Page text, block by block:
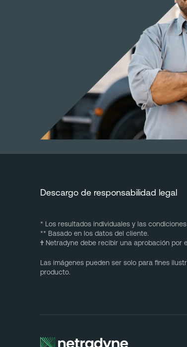
Descargo de responsabilidad legal
* Los resultados individuales y las
** Basado en los datos del cliente.
†Netradyne debe recibir una aprobación por
Las imágenes pueden ser solo para fines
producto.